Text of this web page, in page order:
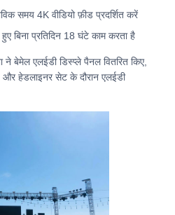
समय 4K वीडियो फ़ीड प्रदर्शित करें
बिना प्रतिदिन 18 घंटे काम करता है
ने बेमेल एलईडी डिस्प्ले पैनल वितरित किए,
हेडलाइनर सेट के दौरान एलईडी